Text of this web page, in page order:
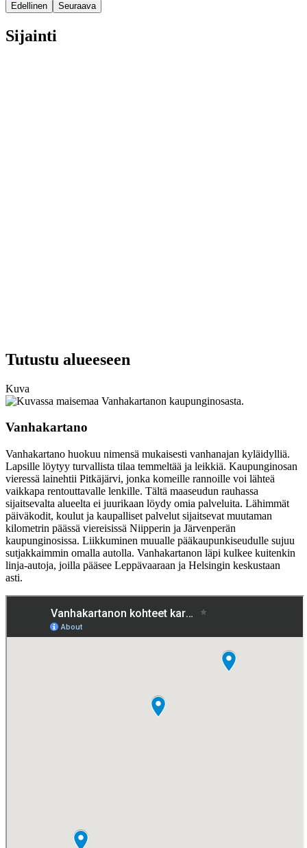
Edellinen Seuraava
Sijainti
Tutustu alueeseen
Kuva
Vanhakartano
Vanhakartano huokuu nimensä mukaisesti vanhanajan kyläidylliä.
Lapsille löytyy turvallista tilaa temmeltää ja leikkiä. Kaupunginosan
vieressä lainehtii Pitkäjärvi, jonka komeille rannoille voi lähteä
vaikkapa rentouttavalle lenkille. Tältä maaseudun rauhassa
sijaitsevalta alueelta ei juurikaan löydy omia palveluita. Lähimmät
päiväkodit, koulut ja kaupalliset palvelut sijaitsevat muutaman
kilometrin päässä viereisissä Niipperin ja Järvenperän
kaupunginosissa. Liikkuminen muualle pääkaupunkiseudulle sujuu
sutjakkaimmin omalla autolla. Vanhakartanon läpi kulkee kuitenkin
linja-autoja, joilla pääsee Leppävaaraan ja Helsingin keskustaan
asti.